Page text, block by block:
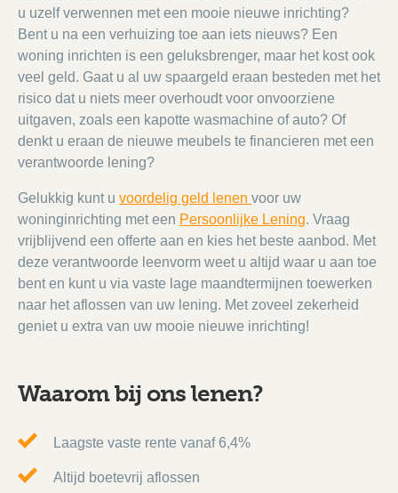
u uzelf verwennen met een mooie nieuwe inrichting?
Bent u na een verhuizing toe aan iets nieuws? Een
woning inrichten is een geluksbrenger, maar het kost ook
veel geld. Gaat u al uw spaargeld eraan besteden met het
risico dat u niets meer overhoudt voor onvoorziene
uitgaven, zoals een kapotte wasmachine of auto? Of
denkt u eraan de nieuwe meubels te financieren met een
verantwoorde lening?
Gelukkig kunt u voordelig geld lenen voor uw
woninginrichting met een Persoonlijke Lening. Vraag
vrijblijvend een offerte aan en kies het beste aanbod. Met
deze verantwoorde leenvorm weet u altijd waar u aan toe
bent en kunt u via vaste lage maandtermijnen toewerken
naar het aflossen van uw lening. Met zoveel zekerheid
geniet u extra van uw mooie nieuwe inrichting!
Waarom bij ons lenen?
Laagste vaste rente vanaf 6,4%
Altijd boetevrij aflossen